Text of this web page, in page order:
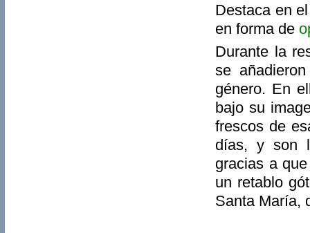
Destaca en
en forma de
Durante la
se
género. En
bajo su
frescos de
días, y son
gracias a
un retablo
Santa María,